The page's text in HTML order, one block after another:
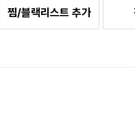
찜/블랙리스트 추가